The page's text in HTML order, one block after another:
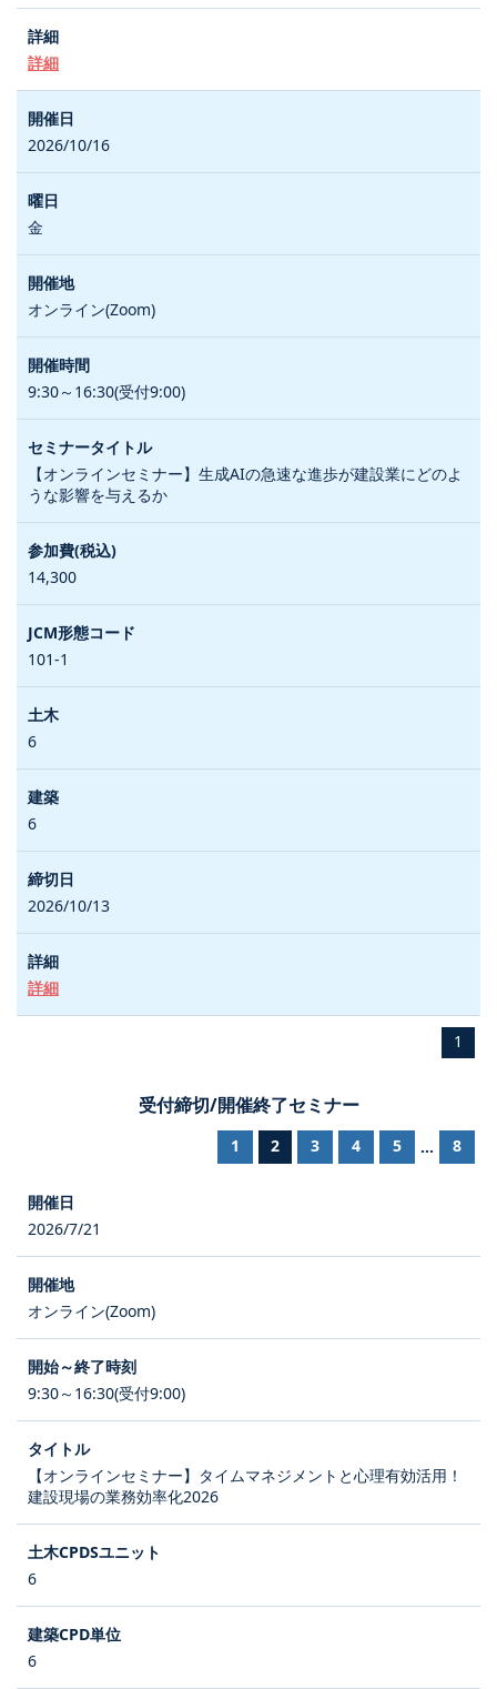
詳細
2026/10/16
金
オンライン(Zoom)
9:30～16:30(受付9:00)
【オンラインセミナー】生成AIの急速な進歩が建設業にどのよ
うな影響を与えるか
14,300
101-1
6
6
2026/10/13
詳細
1
受付締切/開催終了セミナー
1 2 3 4 5 ... 8
2026/7/21
オンライン(Zoom)
9:30～16:30(受付9:00)
【オンラインセミナー】タイムマネジメントと心理有効活用！
建設現場の業務効率化2026
6
6